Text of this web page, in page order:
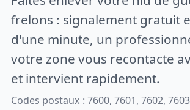
frelons : signalement gratuit
d'une minute, un
votre zone vous recontacte
et intervient rapidement.
Codes postaux : 7600, 7601, 7602,